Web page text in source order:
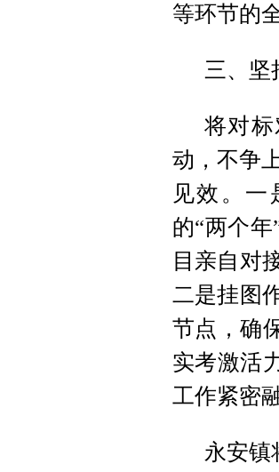
等环节的
三、坚
将对
动，不争
见效。
的“两个
目亲自对
二是挂图
节点，确
实考激活
工作紧密
永安镇